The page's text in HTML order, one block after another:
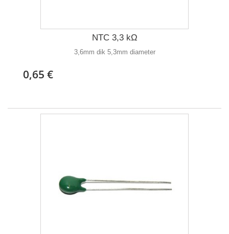
NTC 3,3 kΩ
3,6mm dik 5,3mm diameter
0,65 €